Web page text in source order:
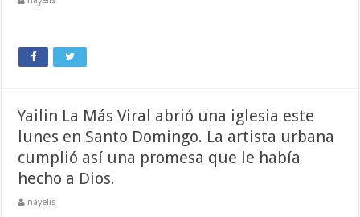
Yailin La Más Viral abrió una iglesia este
lunes en Santo Domingo. La artista urbana
cumplió así una promesa que le había
hecho a Dios.
nayelis